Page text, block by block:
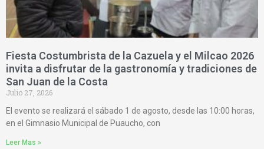
Fiesta Costumbrista de la Cazuela y el Milcao 2026
invita a disfrutar de la gastronomía y tradiciones de
San Juan de la Costa
Julio 27, 2026
El evento se realizará el sábado 1 de agosto, desde las 10:00 horas,
en el Gimnasio Municipal de Puaucho, con
Leer Mas »